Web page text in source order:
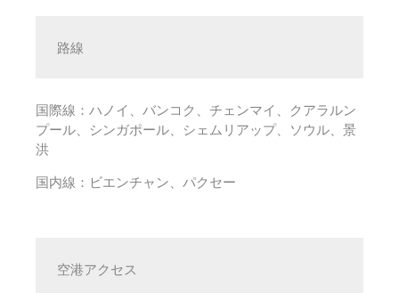
路線
国際線：ハノイ、バンコク、チェンマイ、クアラルン
プール、シンガポール、シェムリアップ、ソウル、景
洪
国内線：ビエンチャン、パクセー
空港アクセス